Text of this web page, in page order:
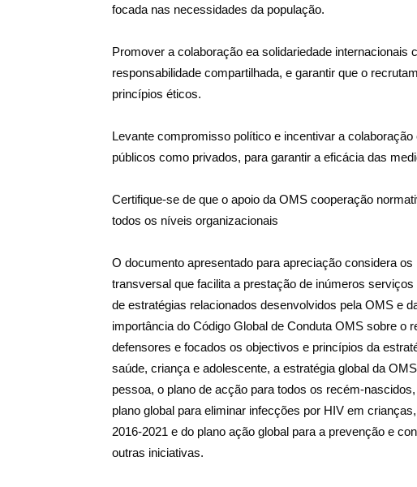
focada nas necessidades da população.
Promover a colaboração ea solidariedade internacionais
responsabilidade compartilhada, e garantir que o
princípios éticos.
Levante compromisso político e incentivar a
públicos como privados, para garantir a eficácia das
Certifique-se de que o apoio da OMS cooperação
todos os níveis organizacionais
O documento apresentado para apreciação considera
transversal que facilita a prestação de inúmeros
de estratégias relacionados desenvolvidos pela OMS e
importância do Código Global de Conduta OMS sobre o
defensores e focados os objectivos e princípios da
saúde, criança e adolescente, a estratégia global da
pessoa, o plano de acção para todos os recém-
plano global para eliminar infecções por HIV em
2016-2021 e do plano ação global para a prevenção e
outras iniciativas.